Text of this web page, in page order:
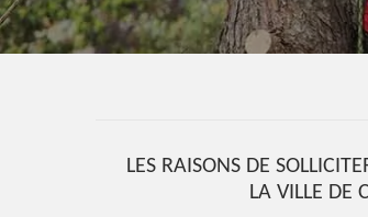
LES RAISONS DE
LA VILLE DE